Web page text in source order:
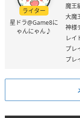
ライター
星ドラ@Game8に
ゃんにゃん♪
魔王
大魔
神様
レイ
プレ
プレ